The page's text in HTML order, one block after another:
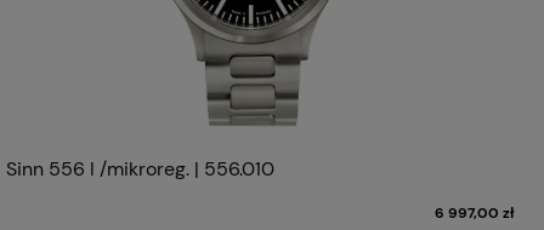
Sinn 556 I /mikroreg. | 556.010
6 997,00 zł